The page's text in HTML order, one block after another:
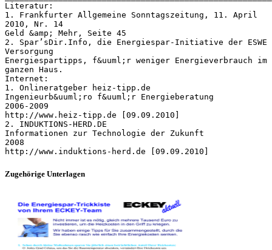
Literatur:
1. Frankfurter Allgemeine Sonntagszeitung, 11. April
2010, Nr. 14
Geld &amp; Mehr, Seite 45
2. Spar’sDir.Info, die Energiespar-Initiative der ESWE
Versorgung
Energiespartipps, f&uuml;r weniger Energieverbrauch im
ganzen Haus.
Internet:
1. Onlineratgeber heiz-tipp.de
Ingenieurb&uuml;ro f&uuml;r Energieberatung
2006-2009
http://www.heiz-tipp.de [09.09.2010]
2. INDUKTIONS-HERD.DE
Informationen zur Technologie der Zukunft
2008
Zugehörige Unterlagen